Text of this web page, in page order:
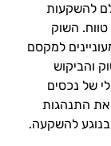
להשקעות
השוק
למקסם
והביקוש
של נכסים
התנהגות
להשקעה.